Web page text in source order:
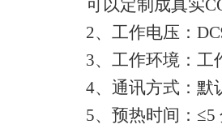
可以定制成真实
2、工作电压：
3、工作环境：工
4、通讯方式：默
5、预热时间：≤5